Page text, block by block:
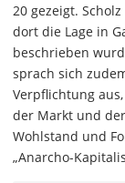
20 gezeigt.
dort die Lage in
beschrieben
sprach sich
Verpflichtung
der Markt und
Wohlstand und
„Anarcho-